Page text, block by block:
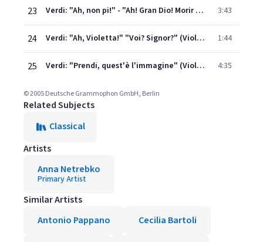
23 Verdi: "Ah, non pi!" - "Ah! Gran Dio! Morir sì giovine" (Violetta) 3:43
24 Verdi: "Ah, Violetta!" "Voi? Signor?" (Violetta) 1:44
25 Verdi: "Prendi, quest'è l'immagine" (Violetta) 4:35
© 2005 Deutsche Grammophon GmbH, Berlin
Related Subjects
Classical
Artists
Anna Netrebko
Primary Artist
Similar Artists
Antonio Pappano
Cecilia Bartoli